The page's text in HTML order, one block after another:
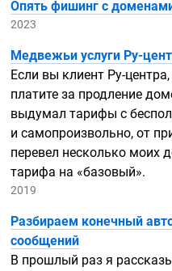
Опять фишинг с
2023
Медвежьи услуги Ру-
Если вы клиент Ру-центра,
платите за продление
выдумал тарифы с
и самопроизвольно, от
перевел несколько моих
тарифа на «базовый».
2019
Разбираем конечный
сообщений
В прошлый раз я